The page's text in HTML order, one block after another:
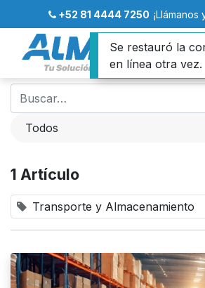
+52 81 4444 7250 ¡Llámanos
Todos
1 Artículo
Transporte y Almacenamiento
Se restauró la
en línea otra vez.